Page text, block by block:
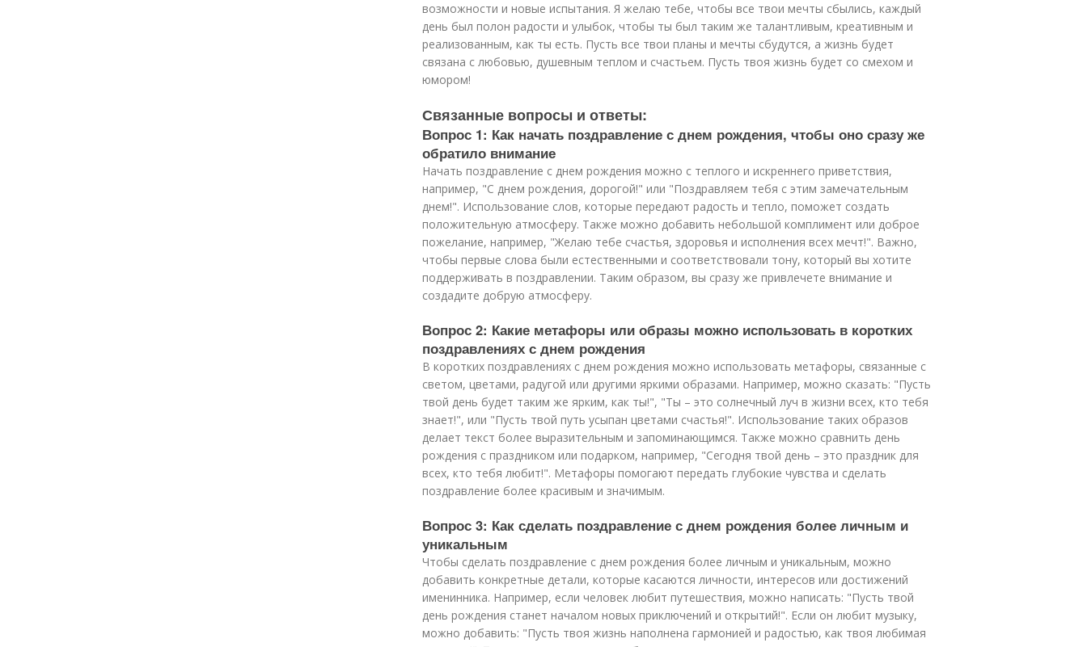
возможности и новые испытания. Я желаю тебе, чтобы все твои мечты сбылись, каждый
день был полон радости и улыбок, чтобы ты был таким же талантливым, креативным и
реализованным, как ты есть. Пусть все твои планы и мечты сбудутся, а жизнь будет
связана с любовью, душевным теплом и счастьем. Пусть твоя жизнь будет со смехом и
юмором!
Связанные вопросы и ответы:
Вопрос 1: Как начать поздравление с днем рождения, чтобы оно сразу же
обратило внимание
Начать поздравление с днем рождения можно с теплого и искреннего приветствия,
например, "С днем рождения, дорогой!" или "Поздравляем тебя с этим замечательным
днем!". Использование слов, которые передают радость и тепло, поможет создать
положительную атмосферу. Также можно добавить небольшой комплимент или доброе
пожелание, например, "Желаю тебе счастья, здоровья и исполнения всех мечт!". Важно,
чтобы первые слова были естественными и соответствовали тону, который вы хотите
поддерживать в поздравлении. Таким образом, вы сразу же привлечете внимание и
создадите добрую атмосферу.
Вопрос 2: Какие метафоры или образы можно использовать в коротких
поздравлениях с днем рождения
В коротких поздравлениях с днем рождения можно использовать метафоры, связанные с
светом, цветами, радугой или другими яркими образами. Например, можно сказать: "Пусть
твой день будет таким же ярким, как ты!", "Ты – это солнечный луч в жизни всех, кто тебя
знает!", или "Пусть твой путь усыпан цветами счастья!". Использование таких образов
делает текст более выразительным и запоминающимся. Также можно сравнить день
рождения с праздником или подарком, например, "Сегодня твой день – это праздник для
всех, кто тебя любит!". Метафоры помогают передать глубокие чувства и сделать
поздравление более красивым и значимым.
Вопрос 3: Как сделать поздравление с днем рождения более личным и
уникальным
Чтобы сделать поздравление с днем рождения более личным и уникальным, можно
добавить конкретные детали, которые касаются личности, интересов или достижений
именинника. Например, если человек любит путешествия, можно написать: "Пусть твой
день рождения станет началом новых приключений и открытий!". Если он любит музыку,
можно добавить: "Пусть твоя жизнь наполнена гармонией и радостью, как твоя любимая